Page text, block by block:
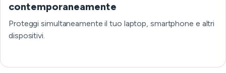
contemporaneamente
Proteggi simultaneamente il tuo laptop, smartphone e altri
dispositivi.